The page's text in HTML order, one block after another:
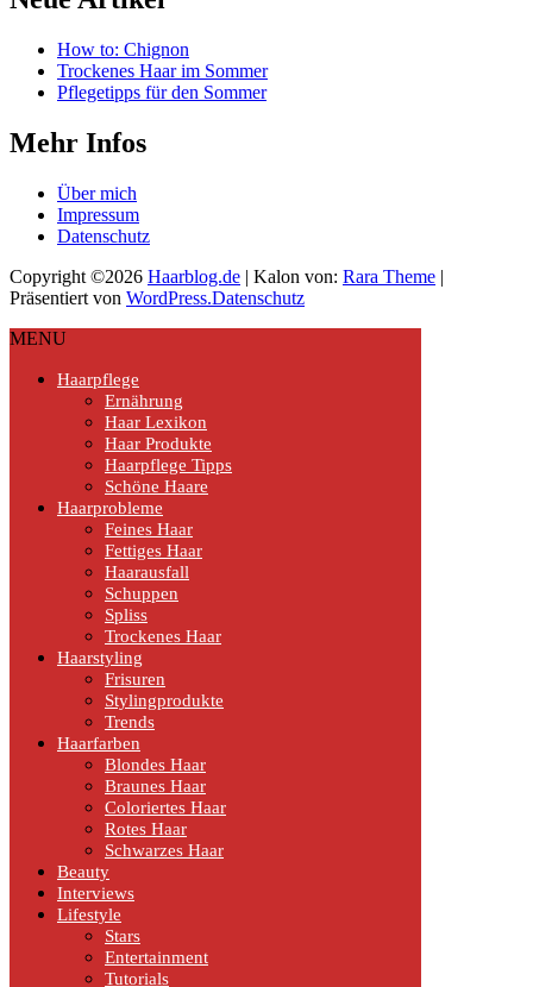
How to: Chignon
Trockenes Haar im Sommer
Pflegetipps für den Sommer
Mehr Infos
Über mich
Impressum
Datenschutz
Copyright ©2026 Haarblog.de | Kalon von: Rara Theme |
Präsentiert von WordPress.Datenschutz
MENU
Haarpflege
Ernährung
Haar Lexikon
Haar Produkte
Haarpflege Tipps
Schöne Haare
Haarprobleme
Feines Haar
Fettiges Haar
Haarausfall
Schuppen
Spliss
Trockenes Haar
Haarstyling
Frisuren
Stylingprodukte
Trends
Haarfarben
Blondes Haar
Braunes Haar
Coloriertes Haar
Rotes Haar
Schwarzes Haar
Beauty
Interviews
Lifestyle
Stars
Entertainment
Tutorials